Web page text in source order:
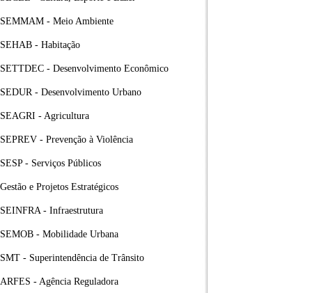
SEMMAM - Meio Ambiente
SEHAB - Habitação
SETTDEC - Desenvolvimento Econômico
SEDUR - Desenvolvimento Urbano
SEAGRI - Agricultura
SEPREV - Prevenção à Violência
SESP - Serviços Públicos
Gestão e Projetos Estratégicos
SEINFRA - Infraestrutura
SEMOB - Mobilidade Urbana
SMT - Superintendência de Trânsito
ARFES - Agência Reguladora